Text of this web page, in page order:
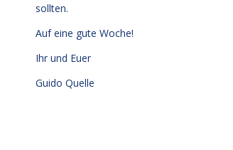
sollten.
Auf eine gute Woche!
Ihr und Euer
Guido Quelle